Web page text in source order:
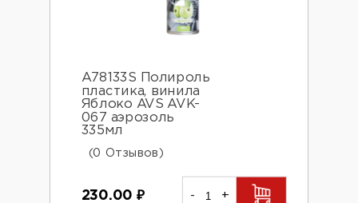
A78133S Полироль
пластика, винила
Яблоко AVS AVK-
067 аэрозоль
335мл
(0 Отзывов)
230.00 ₽ - +